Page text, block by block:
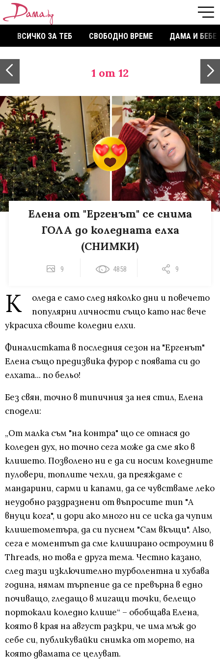
ВСИЧКО ЗА ТЕБ СВОБОДНО ВРЕМЕ ДАМА И БЕБЕ
1 от 12
Елена от "Ергенът" се снима
ГОЛА до коледната елха
(СНИМКИ)
9 4858 9
К
оледа е само след няколко дни и повечето
популярни личности също като нас вече
украсиха своите коледни елхи.
Финалистката в последния сезон на "Ергенът"
Елена също предизвика фурор с появата си до
елхата... по бельо!
Без свян, точно в типичния за нея стил, Елена
сподели:
„От малка съм "на контра" що се отнася до
коледен дух, но точно сега може да сме яко в
клишето. Позволено ни е да си носим коледните
пуловери, топлите чехли, да преяждаме с
мандарини, сарми и капами, да се чувстваме леко
неудобно раздразнени от въпросите тип "А
внуци кога", и дори ако много ни се иска да чупим
клишетометъра, да си пуснем "Сам вкъщи". Also,
сега е моментът да сме клиширано остроумни в
Threads, но това е друга тема. Честно казано,
след тази изключително турболентна и хубава
година, нямам търпение да се превърна в едно
почиващо, гледащо в мигащи точки, белещо
портокали коледно клише“ – обобщава Елена,
която в края на август разкри, че има мъж до
себе си, публикувайки снимка от морето, на
която двамата се целуват.